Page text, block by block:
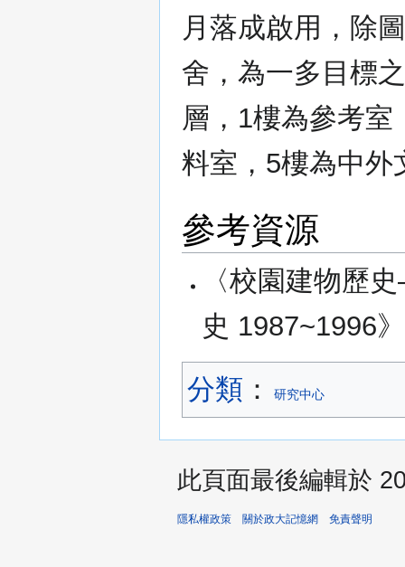
月落成啟用，除
舍，為一多目標
層，1樓為參考
料室，5樓為中外
參考資源
〈校園建物歷
史 1987~1996
分類 ：​ 研究中心
此頁面最後編輯於
隱私權政策 關於政大記憶網 免責聲明